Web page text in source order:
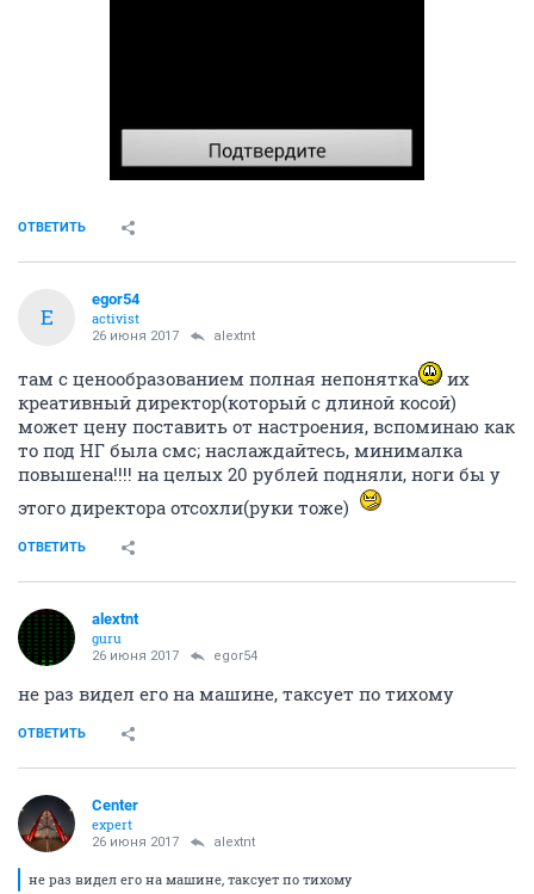
ОТВЕТИТЬ
E
egor54
activist
26 июня 2017 alextnt
там с ценообразованием полная непонятка
их
креативный директор(который с длиной косой)
может цену поставить от настроения, вспоминаю как
то под НГ была смс; наслаждайтесь, минималка
повышена!!!! на целых 20 рублей подняли, ноги бы у
этого директора отсохли(руки тоже)
ОТВЕТИТЬ
alextnt
guru
26 июня 2017 egor54
не раз видел его на машине, таксует по тихому
ОТВЕТИТЬ
Center
expert
26 июня 2017 alextnt
не раз видел его на машине, таксует по тихому